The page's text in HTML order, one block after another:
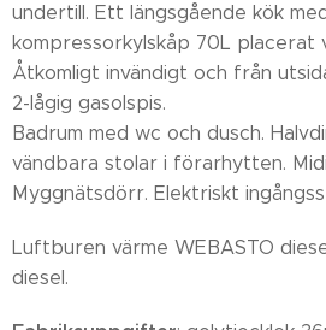
undertill. Ett längsgående kök
kompressorkylskåp 70L placerat
Åtkomligt invändigt och från
2-lågig gasolspis.
Badrum med wc och dusch.
vändbara stolar i förarhytten.
Myggnätsdörr. Elektriskt
Luftburen värme WEBASTO
diesel.